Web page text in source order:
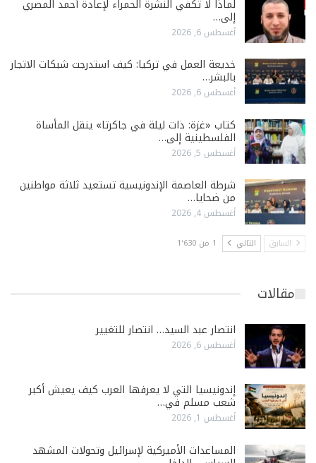
لماذا لا تكفي النشرة الحمراء لإعادة أحمد المصري
إلى…
أغسطس 6, 2026
خديعة العمل في تركيا: كيف استدرجت شبكات الاتجار
بالبشر…
أغسطس 6, 2026
كتاب «غزة: ذات ليلة في جاكرتا» ينقل المأساة
الفلسطينية إلى…
أغسطس 5, 2026
شرطة العاصمة الإندونيسية تستعيد ثلاثة مواطنين
من ضحايا…
أغسطس 4, 2026
السابق التالي 1 من 1٬630
مقالات
انتصار عبد السيد… انتصار للتغيير
أغسطس 6, 2026
إندونيسيا التي لا يعرفها العرب كيف يعيش أكبر
شعب مسلم في…
أغسطس 1, 2026
المساعدات الأميركية لإسرائيل وتحولات المشهد